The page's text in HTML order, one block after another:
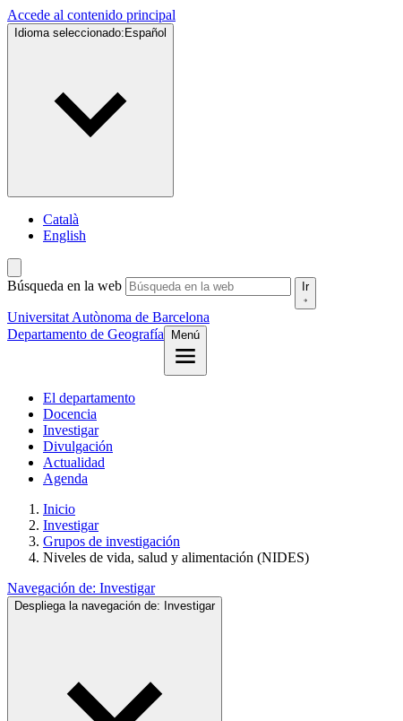
Accede al contenido principal
Idioma seleccionado: Español
Català
English
Búsqueda en la web Ir
Universitat Autònoma de Barcelona
Departamento de Geografía
Menú
El departamento
Docencia
Investigar
Divulgación
Actualidad
Agenda
Inicio
Investigar
Grupos de investigación
Niveles de vida, salud y alimentación (NIDES)
Navegación de: Investigar
Despliega la navegación de: Investigar